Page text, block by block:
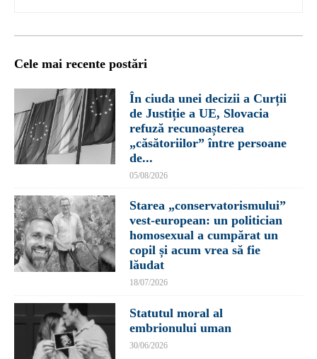
Cele mai recente postări
În ciuda unei decizii a Curții
de Justiție a UE, Slovacia
refuză recunoașterea
„căsătoriilor” între persoane
de...
05/08/2026
Starea „conservatorismului”
vest-european: un politician
homosexual a cumpărat un
copil și acum vrea să fie
lăudat
18/07/2026
Statutul moral al
embrionului uman
30/06/2026